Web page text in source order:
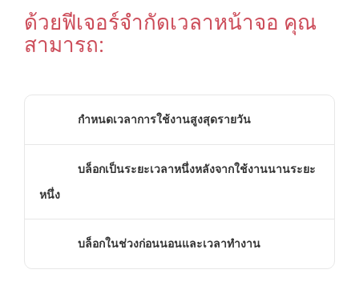
ด้วยฟีเจอร์จำกัดเวลาหน้าจอ คุณ
สามารถ:
กําหนดเวลาการใช้งานสูงสุดรายวัน
บล็อกเป็นระยะเวลาหนึ่งหลังจากใช้งานนานระยะ
หนึ่ง
บล็อกในช่วงก่อนนอนและเวลาทํางาน